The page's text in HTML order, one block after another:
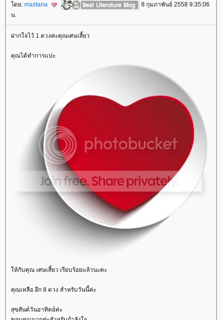
ดย: mastana
8 กุมภาพันธ์ 2558 9:35:06
น.
ฝากใจไว้ 1 ดวงค่ะคุณเศษเสี้ยว
คุณได้ทำการแปะ
ห้กับคุณ เศษเสี้ยว เรียบร้อยแล้วนะคะ
คุณเหลือ อีก 8 ดวง สำหรับวันนี้ค่ะ
สุขสันต์วันอาทิตย์ค่ะ